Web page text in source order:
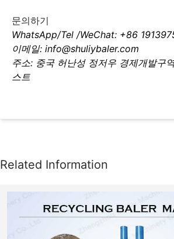
문의하기
WhatsApp/Tel /WeChat: +86
이메일: info@shuliybaler.com
주소: 중국 허난성 정저우 경제개발구
스트